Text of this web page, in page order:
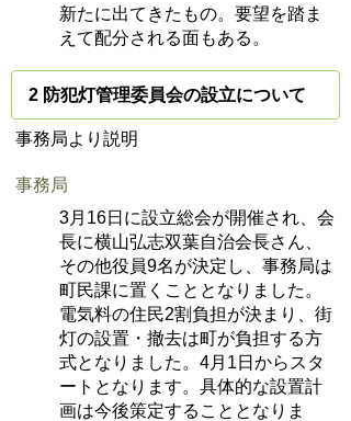
新たに出てきたもの。要望を踏ま
えて配分される面もある。
2 防犯灯管理委員会の設立について
事務局より説明
事務局
3月16日に設立総会が開催され、会
長に横山弘志双葉自治会長さん、
その他役員9名が決定し、事務局は
町民課に置くこととなりました。
電気料の住民2割負担が決まり、街
灯の設置・撤去は町が負担する方
式となりました。4月1日からスタ
ートとなります。具体的な設置計
画は今後策定することとなりま